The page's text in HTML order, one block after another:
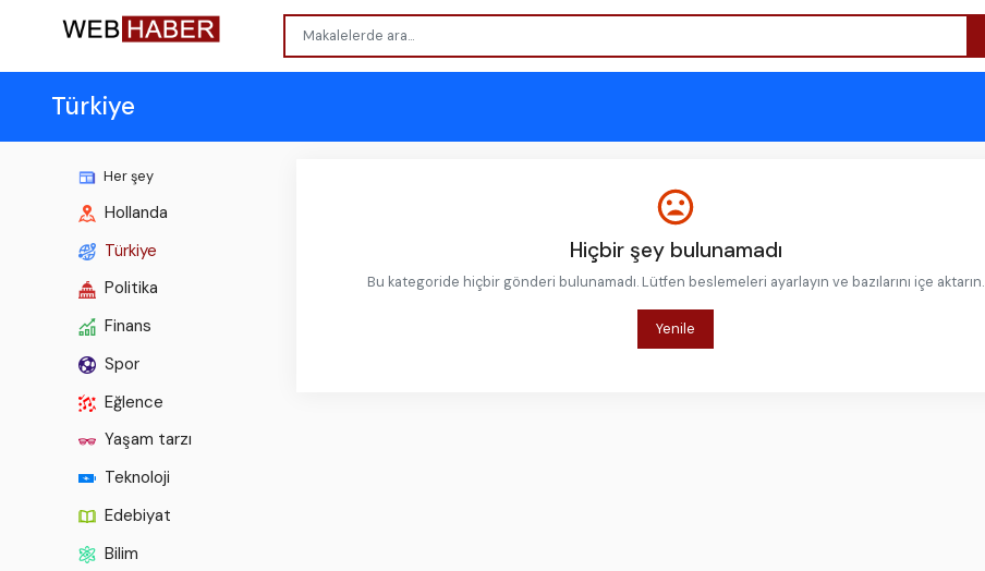
Türkiye
Her şey
Hollanda
Türkiye
Politika
Finans
Spor
Eğlence
Yaşam tarzı
Teknoloji
Edebiyat
Bilim
Hiçbir şey bulunamadı
Bu kategoride hiçbir gönderi bulunamadı. Lütfen beslemeleri ayarlayın ve bazılarını içe aktarın.
Yenile